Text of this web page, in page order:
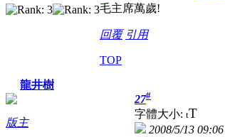
毛主席萬歲!
回覆 引用
TOP
龍井樹
版主
27#
字體大小: tT
2008/5/13 09:06